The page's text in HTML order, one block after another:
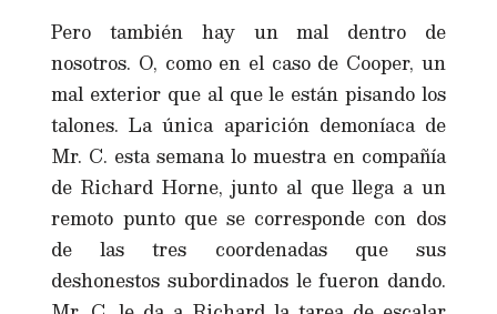
Pero también hay un mal dentro de
nosotros. O, como en el caso de Cooper, un
mal exterior que al que le están pisando los
talones. La única aparición demoníaca de
Mr. C. esta semana lo muestra en compañía
de Richard Horne, junto al que llega a un
remoto punto que se corresponde con dos
de las tres coordenadas que sus
deshonestos subordinados le fueron dando.